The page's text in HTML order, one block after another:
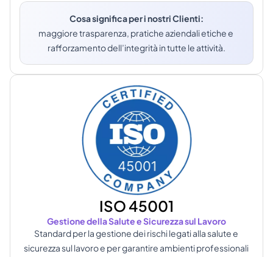
Cosa significa per i nostri Clienti:
maggiore trasparenza, pratiche aziendali etiche e
rafforzamento dell’integrità in tutte le attività.
ISO 45001
Gestione della Salute e Sicurezza sul Lavoro
Standard per la gestione dei rischi legati alla salute e
sicurezza sul lavoro e per garantire ambienti professionali